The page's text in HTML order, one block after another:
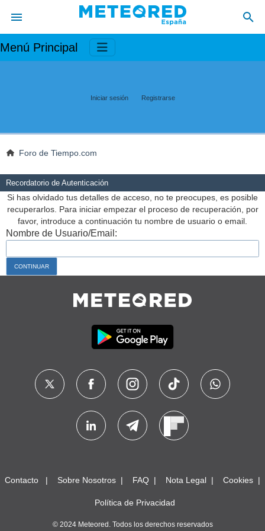
Menú Principal
Iniciar sesión Registrarse
Foro de Tiempo.com
Recordatorio de Autenticación
Si has olvidado tus detalles de acceso, no te preocupes, es posible
recuperarlos. Para iniciar empezar el proceso de recuperación, por
favor, introduce a continuación tu nombre de usuario o email.
Nombre de Usuario/Email:
Contacto Sobre Nosotros FAQ Nota Legal Cookies
Política de Privacidad
© 2024 Meteored. Todos los derechos reservados